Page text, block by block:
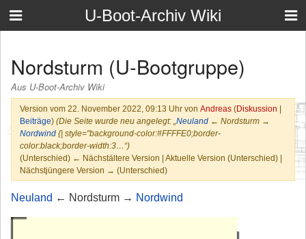
U-Boot-Archiv Wiki
Nordsturm (U-Bootgruppe)
Aus U-Boot-Archiv Wiki
Version vom 22. November 2022, 09:13 Uhr von Andreas (Diskussion |
Beiträge) (Die Seite wurde neu angelegt: „ Neuland← Nordsturm →
Nordwind{| style="background-color:#FFFFE0;border-
color:black;border-width:3…“)
(Unterschied) ← Nächstältere Version | Aktuelle Version (Unterschied) |
Nächstjüngere Version → (Unterschied)
Neuland ← Nordsturm → Nordwind